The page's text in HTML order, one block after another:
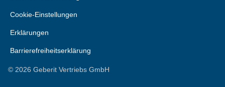
Cookie-Einstellungen
Erklärungen
Barrierefreiheitserklärung
© 2026 Geberit Vertriebs GmbH